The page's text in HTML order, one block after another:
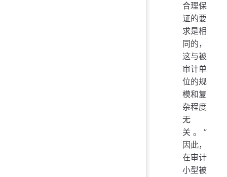
合理保
证的要
求是相
同的，
这与被
审计单
位的规
模和复
杂程度
无
关。”
因此，
在审计
小型被